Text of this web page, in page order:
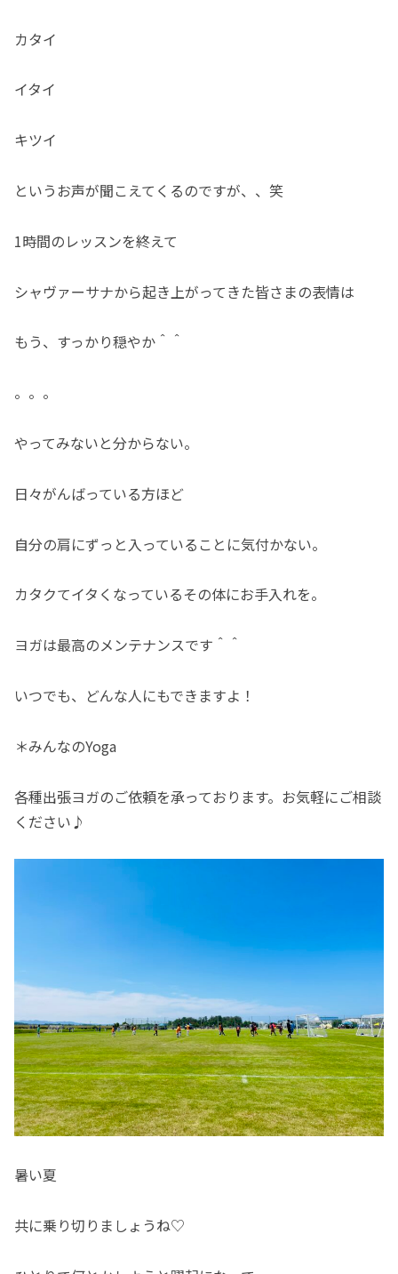
カタイ
イタイ
キツイ
というお声が聞こえてくるのですが、、笑
1時間のレッスンを終えて
シャヴァーサナから起き上がってきた皆さまの表情は
もう、すっかり穏やか＾＾
。。。
やってみないと分からない。
日々がんばっている方ほど
自分の肩にずっと入っていることに気付かない。
カタクてイタくなっているその体にお手入れを。
ヨガは最高のメンテナンスです＾＾
いつでも、どんな人にもできますよ！
＊みんなのYoga
各種出張ヨガのご依頼を承っております。お気軽にご相談
ください♪
暑い夏
共に乗り切りましょうね♡